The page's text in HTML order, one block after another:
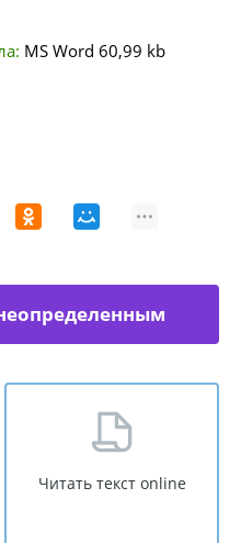
MS Word 60,99 kb
Читать текст online